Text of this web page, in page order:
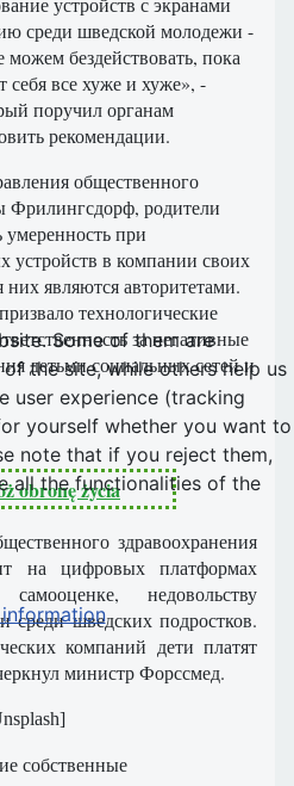
среди шведской молодежи -
бездействовать, пока
все хуже и хуже», -
поручил органам
рекомендации.
общественного
Фрилингсдорф, родители
при
устройств в компании своих
них являются авторитетами.
технологические
за негативные
детьми социальных сетей и
obronę życia
здравоохранения
на цифровых платформах
недовольству
среди шведских подростков.
компаний дети платят
министр Форссмед.
собственные
Some of them are
the site, while others help us
user experience (tracking
yourself whether you want to
note that if you reject them,
all the functionalities of the